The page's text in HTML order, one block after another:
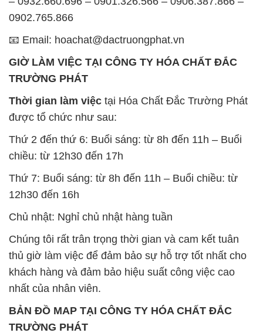
TRƯỜNG PHÁT
được tổ chức như sau:
Thứ 2 đến thứ 6: Buổi sáng: từ 8h đến 11h – Buổi
chiều: từ 12h30 đến 17h
Thứ 7: Buổi sáng: từ 8h đến 11h – Buổi chiều: từ
12h30 đến 16h
Chủ nhật: Nghỉ chủ nhật hàng tuần
thủ giờ làm việc để đảm bảo sự hỗ trợ tốt nhất cho
khách hàng và đảm bảo hiệu suất công việc cao
nhất của nhân viên.
BẢN ĐỒ MAP TẠI CÔNG TY HÓA CHẤT ĐẮC
TRƯỜNG PHÁT
ĐỊA CHỈ: 1229C Quốc lộ 1A, Phường Bình Trị
Đông B, Quận Bình Tân, Sài Gòn TP. Hồ Chí
Minh